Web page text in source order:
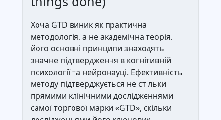
Хоча GTD виник як практична
методологія, а не академічна теорія,
його основні принципи знаходять
значне підтвердження в когнітивній
психології та нейронауці. Ефективність
методу підтверджується не стільки
прямими клінічними дослідженнями
самої торгової марки «GTD», скільки